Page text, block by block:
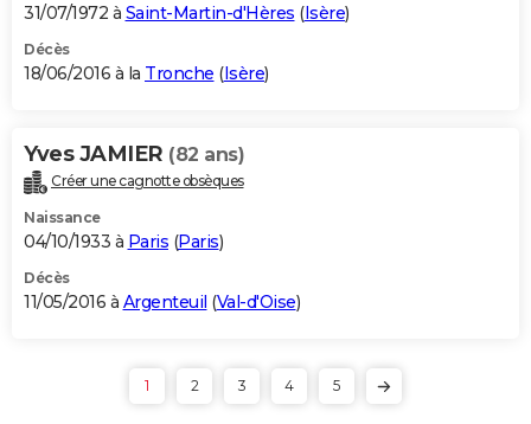
31/07/1972 à Saint-Martin-d'Hères (Isère)
Décès
18/06/2016 à la Tronche (Isère)
Yves JAMIER (82 ans)
Créer une cagnotte obsèques
Naissance
04/10/1933 à Paris (Paris)
Décès
11/05/2016 à Argenteuil (Val-d'Oise)
1 2 3 4 5